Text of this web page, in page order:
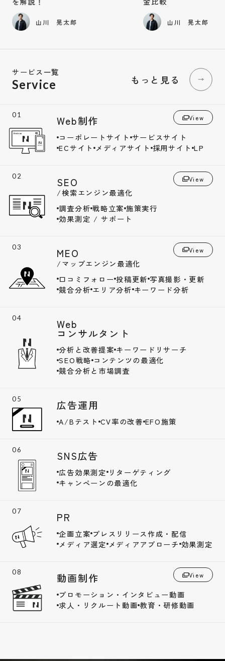
山川 晃太郎
サービス一覧
Service もっと見る
View
Web制作
コーポレートサイト サービスサイト
ECサイト メディアサイト 採用サイト LP
View
SEO
/検索エンジン最適化
調査分析戦略立案 施策実行
効果測定 / サポート
View
MEO
/マップエンジン最適化
口コミフォロー 投稿更新 写真撮影・更新
競合分析 エリア分析 キーワード分析
Web
コンサルタント
分析と改善提案 キーワードリサーチ
SEO戦略 コンテンツの最適化
競合分析と市場調査
広告運用
A/Bテスト CV率の改善 EFO施策
SNS広告
広告効果測定 リターゲティング
キャンペーンの最適化
PR
企画立案 プレスリリース作成・配信
メディア選定 メディアアプローチ 効果測定
View
動画制作
プロモーション・インタビュー動画
求人・リクルート動画 教育・研修動画